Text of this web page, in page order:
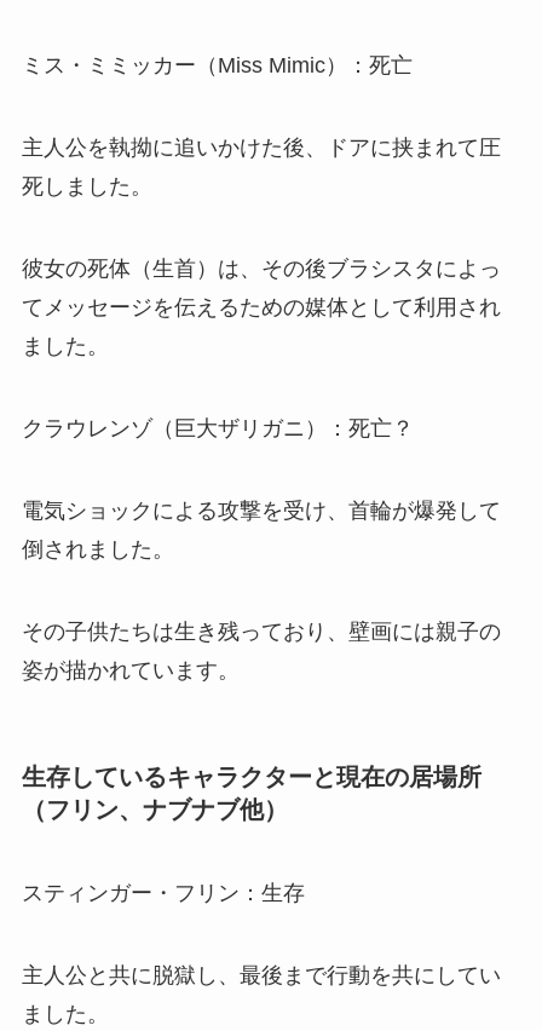
ミス・ミミッカー（Miss Mimic）：死亡
主人公を執拗に追いかけた後、ドアに挟まれて圧
死しました。
彼女の死体（生首）は、その後ブラシスタによっ
てメッセージを伝えるための媒体として利用され
ました。
クラウレンゾ（巨大ザリガニ）：死亡？
電気ショックによる攻撃を受け、首輪が爆発して
倒されました。
その子供たちは生き残っており、壁画には親子の
姿が描かれています。
生存しているキャラクターと現在の居場所
（フリン、ナブナブ他）
スティンガー・フリン：生存
主人公と共に脱獄し、最後まで行動を共にしてい
ました。